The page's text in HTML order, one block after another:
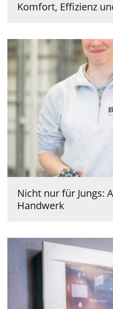
Komfort, Effizienz
Nicht nur für Jungs:
Handwerk